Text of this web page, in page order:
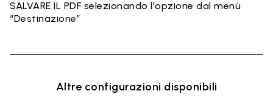
SALVARE IL PDF selezionando l'opzione dal menù
“Destinazione”
Altre configurazioni disponibili